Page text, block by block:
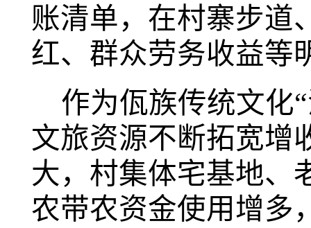
账清单，在村寨步道
红、群众劳务收益等
作为佤族传统文化
文旅资源不断拓宽增
大，村集体宅基地、
农带农资金使用增多